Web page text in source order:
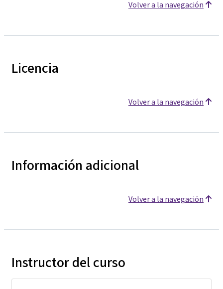
Volver a la navegación
Licencia
Volver a la navegación
Información adicional
Volver a la navegación
Instructor del curso